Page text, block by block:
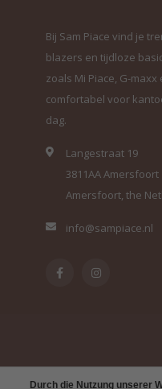
Durch die Nutzung unserer
Bij Sam Piace vind je
blazers en tijdloze
zoals Mi Piace, G-
comfortabel voor
dag.
Langestraat 19
3811AA Amersfoort
Amersfoort, the
info@sampiace.nl